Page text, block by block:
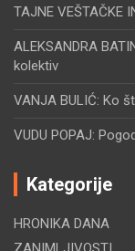
TAJNE VEŠTAČKE
ALEKSANDRA
kolektiv
VANJA BULIĆ: Ko
VUDU POPAJ:
Kategorije
HRONIKA DANA